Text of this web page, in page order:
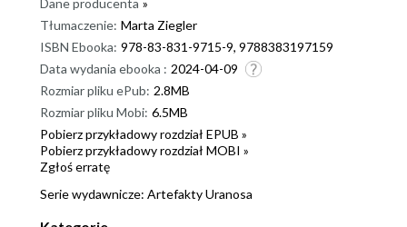
Tłumaczenie: Marta Ziegler
ISBN Ebooka: 978-83-831-9715-9, 9788383197159
Data wydania ebooka : 2024-04-09
Rozmiar pliku ePub: 2.8MB
Rozmiar pliku Mobi: 6.5MB
Pobierz przykładowy rozdział EPUB »
Pobierz przykładowy rozdział MOBI »
Zgłoś erratę
Serie wydawnicze: Artefakty Uranosa